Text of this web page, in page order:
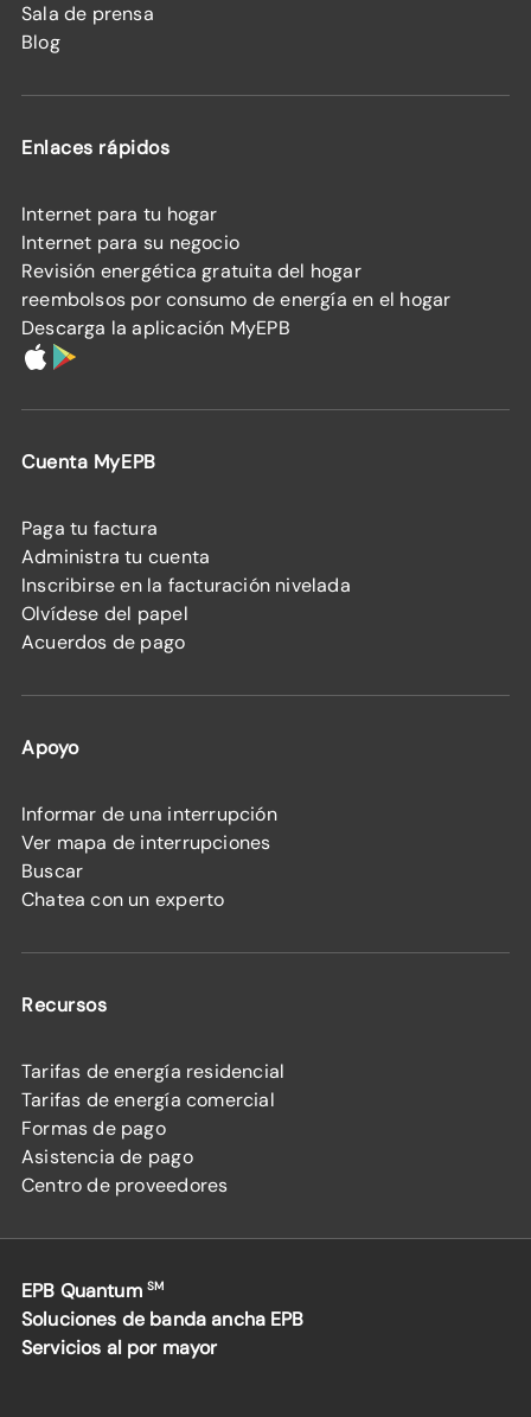
Sala de prensa
Blog
Enlaces rápidos
Internet para tu hogar
Internet para su negocio
Revisión energética gratuita del hogar
reembolsos por consumo de energía en el hogar
Descarga la aplicación MyEPB
Cuenta MyEPB
Paga tu factura
Administra tu cuenta
Inscribirse en la facturación nivelada
Olvídese del papel
Acuerdos de pago
Apoyo
Informar de una interrupción
Ver mapa de interrupciones
Buscar
Chatea con un experto
Recursos
Tarifas de energía residencial
Tarifas de energía comercial
Formas de pago
Asistencia de pago
Centro de proveedores
EPB Quantum SM
Soluciones de banda ancha EPB
Servicios al por mayor